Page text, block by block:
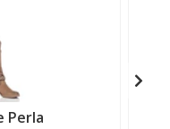
Perla